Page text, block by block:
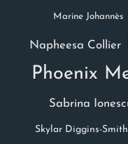
Marine Johannès
Napheesa Collier
Phoenix
Sabrina
Skylar Diggins-Smith